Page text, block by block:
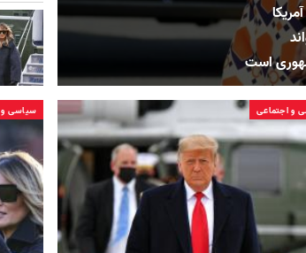
است
و اجتماعی سیاسی و